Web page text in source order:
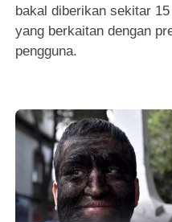
bakal diberikan sekitar
yang berkaitan dengan
pengguna.